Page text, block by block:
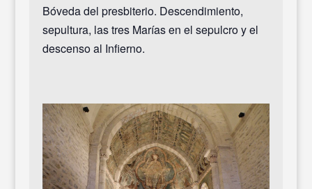
Bóveda del presbiterio. Descendimiento,
sepultura, las tres Marías en el sepulcro y el
descenso al Infierno.